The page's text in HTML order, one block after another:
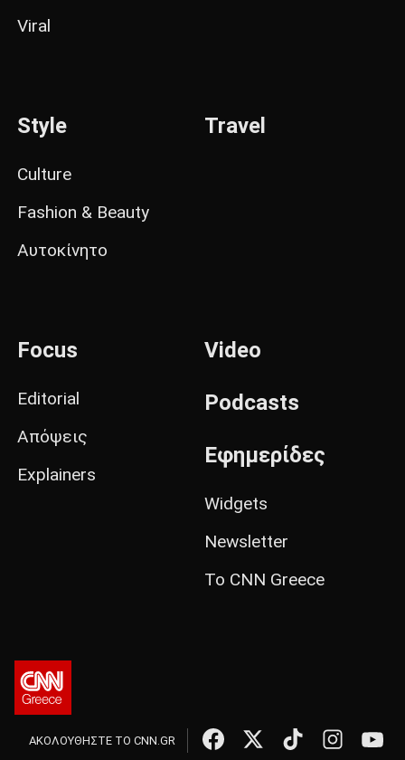
Viral
Style
Culture
Fashion & Beauty
Αυτοκίνητο
Travel
Focus
Editorial
Απόψεις
Explainers
Video
Podcasts
Εφημερίδες
Widgets
Newsletter
Το CNN Greece
ΑΚΟΛΟΥΘΗΣΤΕ ΤΟ CNN.GR